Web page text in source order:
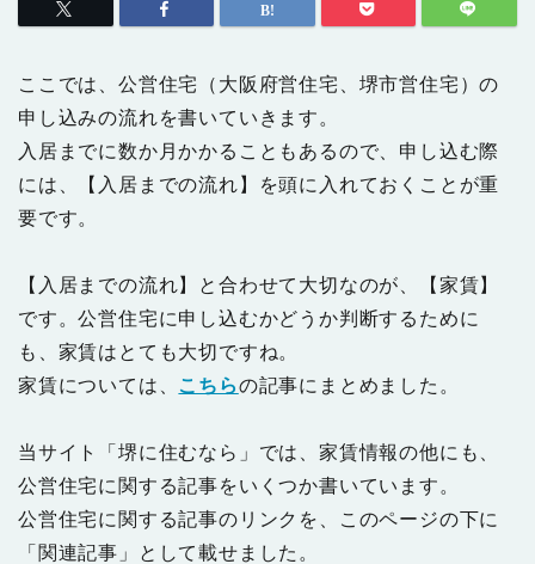
ここでは、公営住宅（大阪府営住宅、堺市営住宅）の
申し込みの流れを書いていきます。
入居までに数か月かかることもあるので、申し込む際
には、【入居までの流れ】を頭に入れておくことが重
要です。
【入居までの流れ】と合わせて大切なのが、【家賃】
です。公営住宅に申し込むかどうか判断するために
も、家賃はとても大切ですね。
家賃については、 こちらの記事にまとめました。
当サイト「堺に住むなら」では、家賃情報の他にも、
公営住宅に関する記事をいくつか書いています。
公営住宅に関する記事のリンクを、このページの下に
「関連記事」として載せました。